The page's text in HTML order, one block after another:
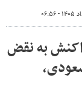
به نقض